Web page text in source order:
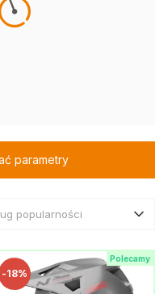
parametry
popularności
Polecamy
-18%